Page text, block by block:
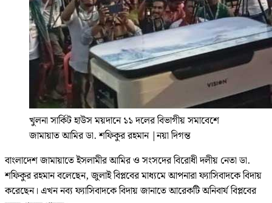
খুলনা সার্কিট হাউস ময়দানে ১১ দলের বিভাগীয় সমাবেশে
জামায়াত আমির ডা. শফিকুর রহমান |নয়া দিগন্ত
বাংলাদেশ জামায়াতে ইসলামীর আমির ও সংসদের বিরোধী দলীয় নেতা ডা.
শফিকুর রহমান বলেছেন, জুলাই বিপ্লবের মাধ্যমে আপনারা ফ্যাসিবাদকে বিদায়
করেছেন। এখন নব্য ফ্যাসিবাদকে বিদায় জানাতে আরেকটি অনিবার্য বিপ্লবের